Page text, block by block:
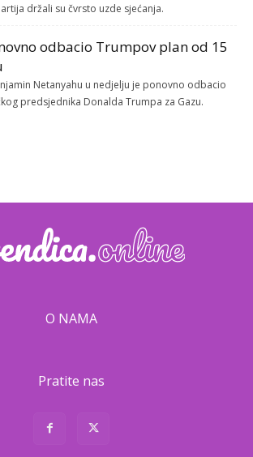
držali su čvrsto uzde sjećanja.
odbacio Trumpov plan od 15
Netanyahu u nedjelju je ponovno odbacio
predsjednika Donalda Trumpa za Gazu.
O NAMA
Pratite nas